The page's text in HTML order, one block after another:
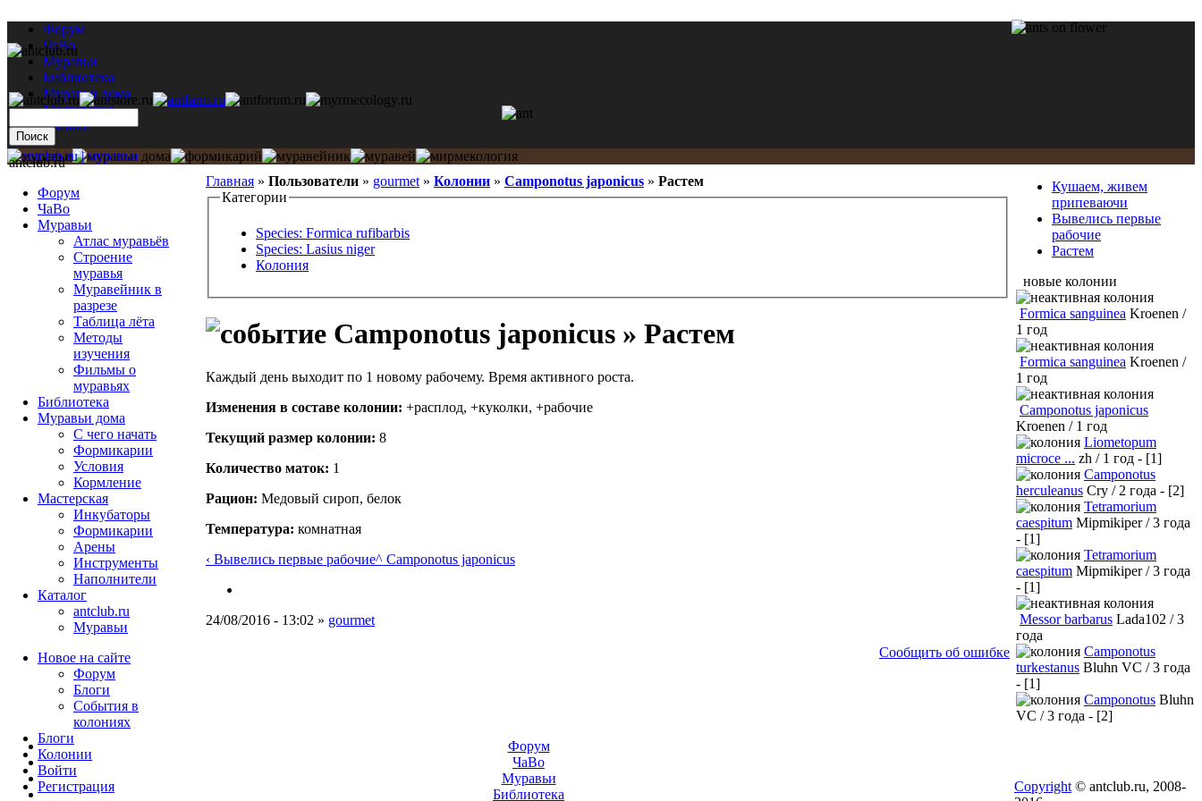
Форум
ЧаВо
Муравьи
Библиотека
Муравьи дома
Мастерская
Каталог
Главная » Пользователи » gourmet » Колонии » Camponotus japonicus » Растем
Категории
Species: Formica rufibarbis
Species: Lasius niger
Колония
Camponotus japonicus » Растем
Каждый день выходит по 1 новому рабочему. Время активного роста.
Изменения в составе кoлонии: +расплод, +куколки, +рабочие
Текущий размер кoлонии: 8
Количество маток: 1
Рацион: Медовый сироп, белок
Температура: комнатная
‹ Вывелись первые рабочие^ Camponotus japonicus
24/08/2016 - 13:02 » gourmet
Сообщить об ошибке
antclub.ru
Форум
ЧаВо
Муравьи
Атлас муравьёв
Строение
муравья
Муравейник в
разрезе
Таблица лёта
Методы
изучения
Фильмы о
муравьях
Библиотека
Муравьи дома
С чего начать
Формикарии
Условия
Кормление
Мастерская
Инкубаторы
Формикарии
Арены
Инструменты
Наполнители
Каталог
antclub.ru
Муравьи
Новое на сайте
Форум
Блоги
События в
колониях
Блоги
Колонии
Войти
Peгиcтpaция
Кушаем, живем
припеваючи
Вывелись первые
рабочие
Растем
новые колонии
Formica sanguinea Kroenen /
1 год
Formica sanguinea Kroenen /
1 год
Camponotus japonicus
Kroenen / 1 год
Liometopum
microce ... zh / 1 год - [1]
Camponotus
herculeanus Cry / 2 года - [2]
Tetramorium
caespitum Mipmikiper / 3 года
- [1]
Tetramorium
caespitum Mipmikiper / 3 года
- [1]
Messor barbarus Lada102 / 3
года
Camponotus
turkestanus Bluhn VC / 3 года
- [1]
Camponotus Bluhn
VC / 3 года - [2]
Форум
ЧаВо
Муравьи
Библиотека
Copyright © antclub.ru, 2008-